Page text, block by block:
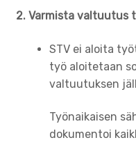
2. Varmista valtuutus
STV ei aloita
työ aloitetaan
valtuutuksen
Työnaikaisen
dokumentoi